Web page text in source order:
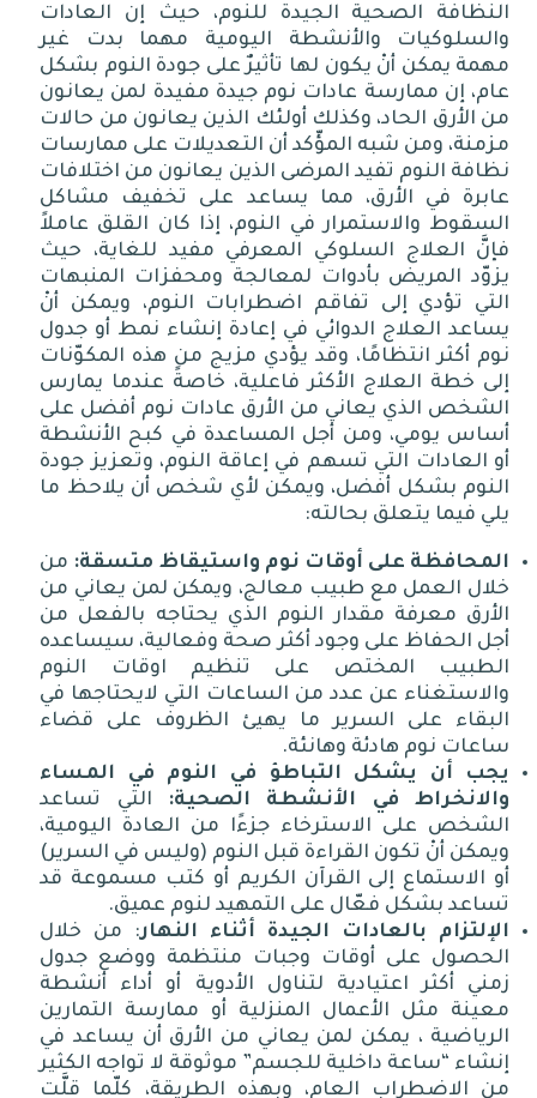
النظافة الصحية الجيدة للنوم، حيث إن العادات
والسلوكيات والأنشطة اليومية مهما بدت غير
مهمة يمكن أنْ يكون لها تأثيرٌ على جودة النوم بشكل
عام، إن ممارسة عادات نوم جيدة مفيدة لمن يعانون
من الأرق الحاد، وكذلك أولئك الذين يعانون من حالات
مزمنة، ومن شبه المؤّكد أن التعديلات على ممارسات
نظافة النوم تفيد المرضى الذين يعانون من اختلافات
عابرة في الأرق، مما يساعد على تخفيف مشاكل
السقوط والاستمرار في النوم، إذا كان القلق عاملاً
فإنَّ العلاج السلوكي المعرفي مفيد للغاية، حيث
يزوّد المريض بأدوات لمعالجة ومحفزات المنبهات
التي تؤدي إلى تفاقم اضطرابات النوم، ويمكن أنْ
يساعد العلاج الدوائي في إعادة إنشاء نمط أو جدول
نوم أكثر انتظامًا، وقد يؤدي مزيج من هذه المكوّنات
إلى خطة العلاج الأكثر فاعلية، خاصةً عندما يمارس
الشخص الذي يعاني من الأرق عادات نوم أفضل على
أساس يومي، ومن أجل المساعدة في كبح الأنشطة
أو العادات التي تسهم في إعاقة النوم، وتعزيز جودة
النوم بشكل أفضل، ويمكن لأي شخص أن يلاحظ ما
يلي فيما يتعلق بحالته:
المحافظة على أوقات نوم واستيقاظ متسقة: من
خلال العمل مع طبيب معالج، ويمكن لمن يعاني من
الأرق معرفة مقدار النوم الذي يحتاجه بالفعل من
أجل الحفاظ على وجود أكثر صحة وفعالية، سيساعده
الطبيب المختص على تنظيم اوقات النوم
والاستغناء عن عدد من الساعات التي لايحتاجها في
البقاء على السرير ما يهيئ الظروف على قضاء
ساعات نوم هادئة وهانئة.
يجب
أن يشكل التباطؤ في النوم في
المساء
والانخراط
في الأنشطة الصحية:
التي تساعد
الشخص على الاسترخاء جزءًا من العادة اليومية،
ويمكن أنْ تكون القراءة قبل النوم (وليس في السرير)
أو الاستماع إلى القرآن الكريم أو كتب مسموعة قد
تساعد بشكل فعّال على التمهيد لنوم عميق.
الإلتزام
بالعادات الجيدة أثناء النهار: من خلال
الحصول على أوقات وجبات منتظمة ووضع جدول
زمني أكثر اعتيادية لتناول الأدوية أو أداء أنشطة
معينة مثل الأعمال المنزلية أو ممارسة التمارين
الرياضية ، يمكن لمن يعاني من الأرق أن يساعد في
إنشاء “ساعة داخلية للجسم” موثوقة لا تواجه الكثير
من الاضطراب العام، وبهذه الطريقة، كلّما قلَّت